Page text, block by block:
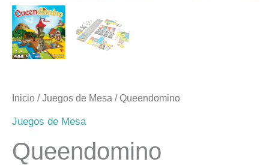
Inicio /Juegos de Mesa / Queendomino
Juegos de Mesa
Queendomino